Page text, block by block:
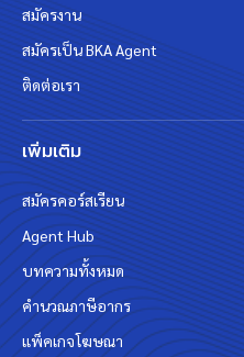
สมัครงาน
สมัครเป็น BKA Agent
ติดต่อเรา
เพิ่มเติม
สมัครคอร์สเรียน
Agent Hub
บทความทั้งหมด
คำนวณภาษีอากร
แพ็คเกจโฆษณา